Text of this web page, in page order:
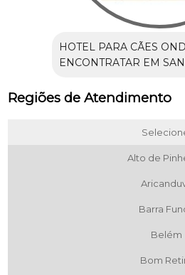
HOTEL PARA CÃES
ENCONTRATAR EM
Regiões de Atendimento
Alto de
Barra
Belém
Bom